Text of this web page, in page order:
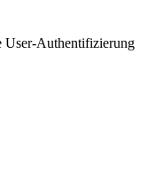
User-Authentifizierung